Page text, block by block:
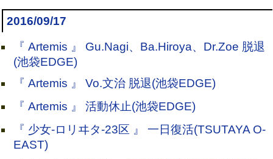
2016/09/17
『 Artemis 』 Gu.Nagi、Ba.Hiroya、Dr.Zoe 脱退
(池袋EDGE)
『 Artemis 』 Vo.文治 脱退(池袋EDGE)
『 Artemis 』 活動休止(池袋EDGE)
『 少女-ロリヰタ-23区 』 一日復活(TSUTAYA O-
EAST)